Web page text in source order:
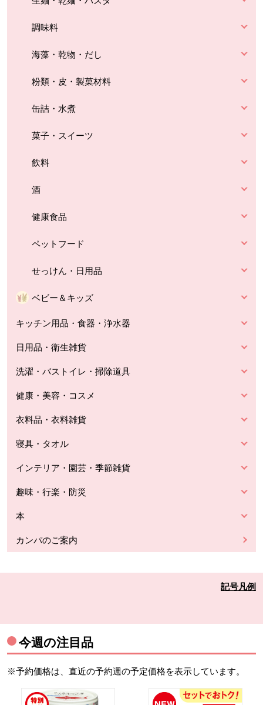
調味料
海藻・乾物・だし
粉類・皮・製菓材料
缶詰・水煮
菓子・スイーツ
飲料
酒
健康食品
ペットフード
せっけん・日用品
ベビー＆キッズ
キッチン用品・食器・浄水器
日用品・衛生雑貨
洗濯・バストイレ・掃除道具
健康・美容・コスメ
衣料品・衣料雑貨
寝具・タオル
インテリア・園芸・季節雑貨
趣味・行楽・防災
本
カンパのご案内
記号凡例
今週の注目品
※予約価格は、直近の予約週の予定価格を表示しています。